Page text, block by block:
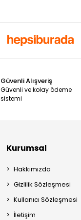
Güvenli Alışveriş
Güvenli ve kolay ödeme
sistemi
Kurumsal
Hakkımızda
Gizlilik Sözleşmesi
Kullanıcı Sözleşmesi
İletişim